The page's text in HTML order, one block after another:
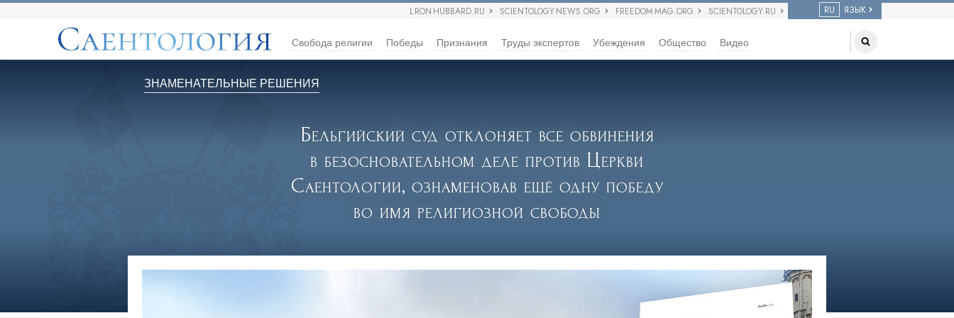
L RON HUBBARD.RU SCIENTOLOGY NEWS.ORG FREEDOM MAG.ORG SCIENTOLOGY.RU RU ЯЗЫК
Свобода религии Победы Признания Труды экспертов Убеждения Общество Видео
ЗНАМЕНАТЕЛЬНЫЕ РЕШЕНИЯ
Бельгийский суд отклоняет все обвинения
в безосновательном деле против Церкви
Саентологии, ознаменовав ещё одну победу
во имя религиозной свободы